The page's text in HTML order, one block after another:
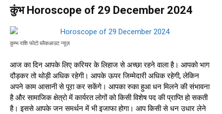
कुंभ Horoscope of 29 December 2024
कुम्भ राशि फोटो ब्लैकआउट न्यूज़
आज का दिन आपके लिए करियर के लिहाज से अच्छा रहने वाला है। आपको भाग
दौड़कर तो थोड़ी अधिक रहेगी। आपके ऊपर जिम्मेदारी अधिक रहेगी, लेकिन
अपने काम आसानी से पूरा कर सकेंगे। आपका रुका हुआ धन मिलने की संभावना
है और सामाजिक क्षेत्रो में कार्यरत लोगों को किसी विशेष पद की प्राप्ति हो सकती
है। इससे आपके जन समर्थन में भी इजाफा होगा। आप किसी से धन उधार लेने